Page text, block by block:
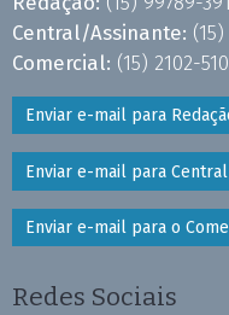
Central/Assinante:
Comercial: (15) 2102-
Enviar e-mail para
Enviar e-mail para
Enviar e-mail para o
Redes Sociais